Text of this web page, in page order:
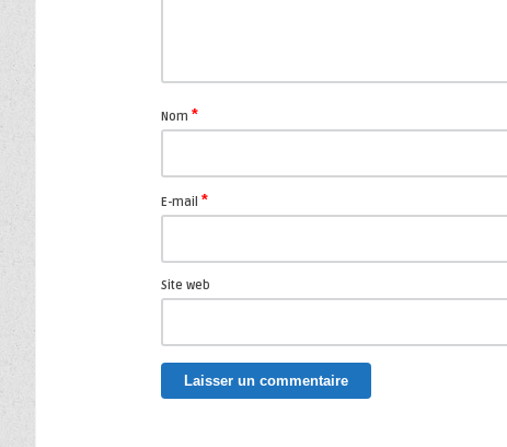
Nom *
E-mail *
Site web